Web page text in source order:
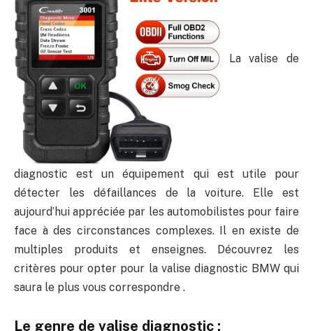
La valise de
diagnostic est un équipement qui est utile pour
détecter les défaillances de la voiture. Elle est
aujourd’hui appréciée par les automobilistes pour faire
face à des circonstances complexes. Il en existe de
multiples produits et enseignes. Découvrez les
critères pour opter pour la valise diagnostic BMW qui
saura le plus vous correspondre .
Le genre de valise diagnostic :